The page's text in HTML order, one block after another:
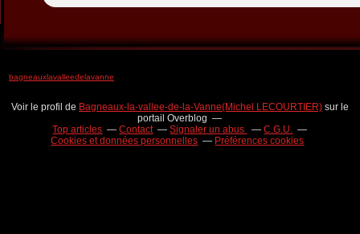
bagneauxlavalleedelavanne
Voir le profil de Bagneaux-la-vallee-de-la-Vanne(Michel LECOURTIER) sur le
portail Overblog
Top articles
Contact Signaler un abus
C.G.U.
Cookies et données personnelles
Préférences cookies